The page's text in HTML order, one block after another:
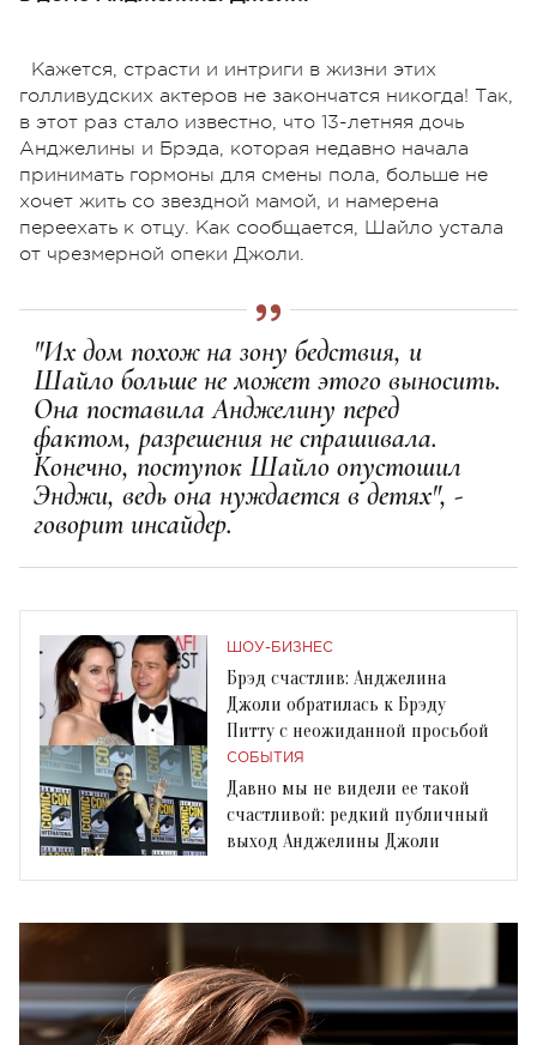
Кажется, страсти и интриги в жизни этих
голливудских актеров не закончатся никогда! Так,
в этот раз стало известно, что 13-летняя дочь
Анджелины и Брэда, которая недавно начала
принимать гормоны для смены пола, больше не
хочет жить со звездной мамой, и намерена
переехать к отцу. Как сообщается, Шайло устала
от чрезмерной опеки Джоли.
"Их дом похож на зону бедствия, и
Шайло больше не может этого выносить.
Она поставила Анджелину перед
фактом, разрешения не спрашивала.
Конечно, поступок Шайло опустошил
Энджи, ведь она нуждается в детях", -
говорит инсайдер.
ШОУ-БИЗНЕС
Брэд счастлив: Анджелина
Джоли обратилась к Брэду
Питту с неожиданной просьбой
СОБЫТИЯ
Давно мы не видели ее такой
счастливой: редкий публичный
выход Анджелины Джоли